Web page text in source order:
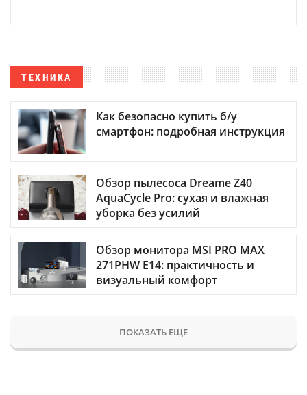
ТЕХНИКА
Как безопасно купить б/у
смартфон: подробная инструкция
Обзор пылесоса Dreame Z40
AquaCycle Pro: сухая и влажная
уборка без усилий
Обзор монитора MSI PRO MAX
271PHW E14: практичность и
визуальный комфорт
ПОКАЗАТЬ ЕЩЕ